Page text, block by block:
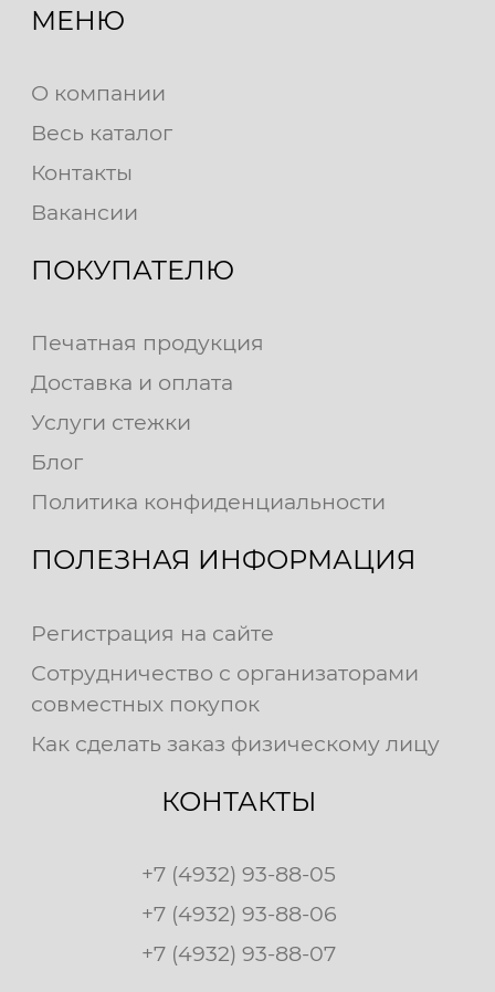
МЕНЮ
О компании
Весь каталог
Контакты
Вакансии
ПОКУПАТЕЛЮ
Печатная продукция
Доставка и оплата
Услуги стежки
Блог
Политика конфиденциальности
ПОЛЕЗНАЯ ИНФОРМАЦИЯ
Регистрация на сайте
Сотрудничество с организаторами
совместных покупок
Как сделать заказ физическому лицу
КОНТАКТЫ
+7 (4932) 93-88-05
+7 (4932) 93-88-06
+7 (4932) 93-88-07